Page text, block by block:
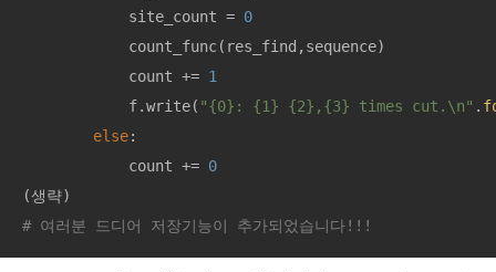
            site_count =
0
            count_func(res_find,sequence)
            count +=
1
            f.write(
"{0}: {1} {2},{3} times cut.\n" .
else:
            count +=
0
# 여러분 드디어 저장기능이 추가되었습니다!!!